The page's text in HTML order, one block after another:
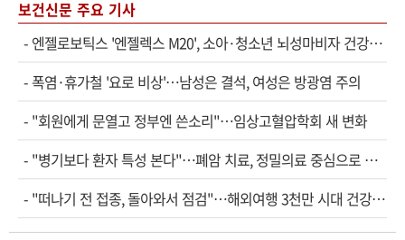
보건신문 주요 기사
- 엔젤로보틱스 '엔젤렉스 M20', 소아·청소년 뇌성마비자 건강보험 확대 적용
- 폭염·휴가철 '요로 비상'…남성은 결석, 여성은 방광염 주의
- "회원에게 문열고 정부엔 쓴소리"…임상고혈압학회 새 변화
- "병기보다 환자 특성 본다"…폐암 치료, 정밀의료 중심으로 진화
- "떠나기 전 접종, 돌아와서 점검"…해외여행 3천만 시대 건강관리법